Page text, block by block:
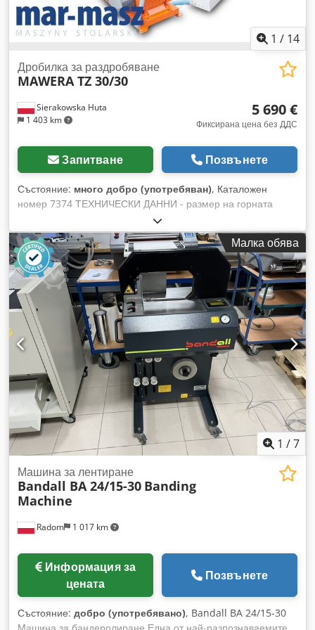
1 / 14
Sierakowska Huta
1 403 km
Дробилка за раздробяване
MAWERA TZ 30/30
5 690 €
Фиксирана цена без ДДС
Запитване Позвънете
Състояние: много добро (употребяван), Каталожен
номер 7374 ТЕХНИЧЕСКИ ДАННИ - размер на горната
страна на товарачната фуния (Д/Ш): 840x620 мм - размер
на долната страна на товарачната фуния (Д/Ш): 300x300
мм - ширина на ротора: 340 мм - двигател: 22 kW - сито: 15
мм - брой ножове: 6 бр. - изход за раздробено дърво: Ø 160
мм - размери (Д/Ш/В): 1400x800x2000 мм - тегло: 840 кг
ПРЕДИМСТВА – немско производство – много добро
състояние – употребяван шредер Нетна цена: 23 900 PLN
Нетна цена: 5690 EUR (спрямо курс 4,2 EUR) Csdpozh H
Tdefx Ankoha (цените могат да варират при значителни
колебания)
Малка обява
1 /7
Radom 1 017 km
Машина за лентиране
Bandall BA 24/15-30 Banding
Machine
Информация за
цената
Позвънете
Състояние: добро (употребявано), Bandall BA 24/15-30